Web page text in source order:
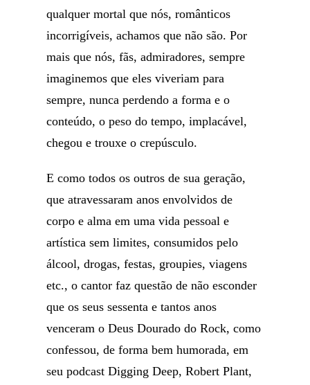
qualquer mortal que nós, românticos
incorrigíveis, achamos que não são. Por
mais que nós, fãs, admiradores, sempre
imaginemos que eles viveriam para
sempre, nunca perdendo a forma e o
conteúdo, o peso do tempo, implacável,
chegou e trouxe o crepúsculo.
E como todos os outros de sua geração,
que atravessaram anos envolvidos de
corpo e alma em uma vida pessoal e
artística sem limites, consumidos pelo
álcool, drogas, festas, groupies, viagens
etc., o cantor faz questão de não esconder
que os seus sessenta e tantos anos
venceram o Deus Dourado do Rock, como
confessou, de forma bem humorada, em
seu podcast Digging Deep, Robert Plant,